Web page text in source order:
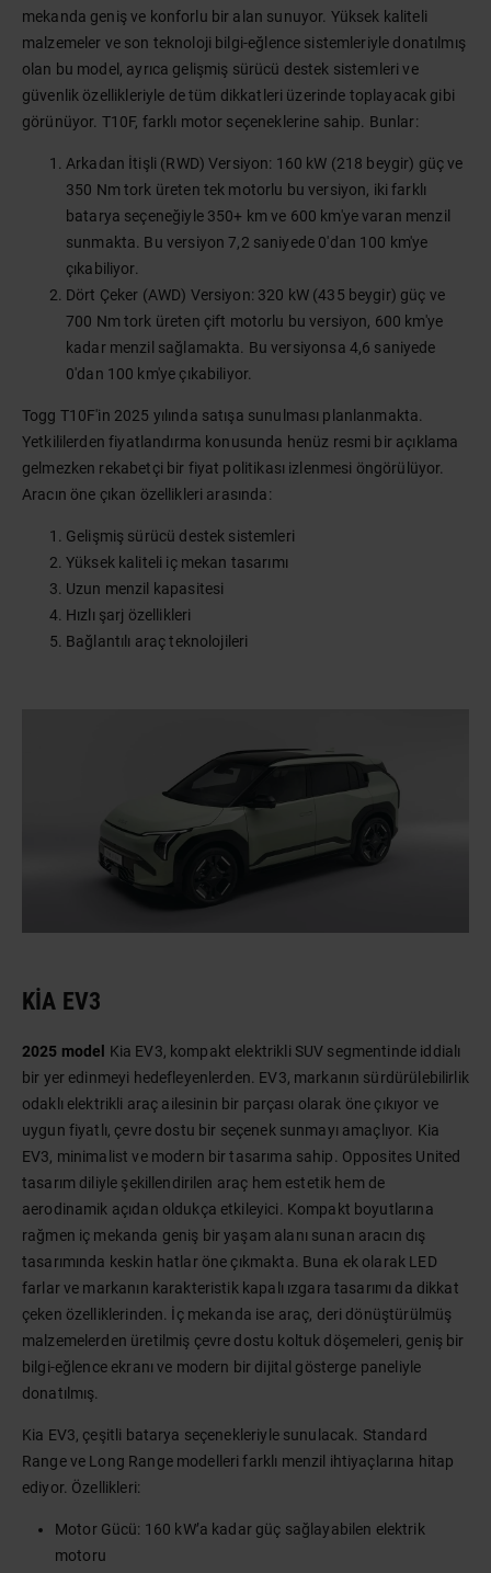
mekanda geniş ve konforlu bir alan sunuyor. Yüksek kaliteli
malzemeler ve son teknoloji bilgi-eğlence sistemleriyle donatılmış
olan bu model, ayrıca gelişmiş sürücü destek sistemleri ve
güvenlik özellikleriyle de tüm dikkatleri üzerinde toplayacak gibi
görünüyor. T10F, farklı motor seçeneklerine sahip. Bunlar:
Arkadan İtişli (RWD) Versiyon: 160 kW (218 beygir) güç ve
350 Nm tork üreten tek motorlu bu versiyon, iki farklı
batarya seçeneğiyle 350+ km ve 600 km'ye varan menzil
sunmakta. Bu versiyon 7,2 saniyede 0'dan 100 km'ye
çıkabiliyor.
Dört Çeker (AWD) Versiyon: 320 kW (435 beygir) güç ve
700 Nm tork üreten çift motorlu bu versiyon, 600 km'ye
kadar menzil sağlamakta. Bu versiyonsa 4,6 saniyede
0'dan 100 km'ye çıkabiliyor.
Togg T10F'in 2025 yılında satışa sunulması planlanmakta.
Yetkililerden fiyatlandırma konusunda henüz resmi bir açıklama
gelmezken rekabetçi bir fiyat politikası izlenmesi öngörülüyor.
Aracın öne çıkan özellikleri arasında:
Gelişmiş sürücü destek sistemleri
Yüksek kaliteli iç mekan tasarımı
Uzun menzil kapasitesi
Hızlı şarj özellikleri
Bağlantılı araç teknolojileri
KIA EV3
2025 model
Kia EV3, kompakt elektrikli SUV segmentinde iddialı
bir yer edinmeyi hedefleyenlerden. EV3, markanın sürdürülebilirlik
odaklı elektrikli araç ailesinin bir parçası olarak öne çıkıyor ve
uygun fiyatlı, çevre dostu bir seçenek sunmayı amaçlıyor. Kia
EV3, minimalist ve modern bir tasarıma sahip. Opposites United
tasarım diliyle şekillendirilen araç hem estetik hem de
aerodinamik açıdan oldukça etkileyici. Kompakt boyutlarına
rağmen iç mekanda geniş bir yaşam alanı sunan aracın dış
tasarımında keskin hatlar öne çıkmakta. Buna ek olarak LED
farlar ve markanın karakteristik kapalı ızgara tasarımı da dikkat
çeken özelliklerinden. İç mekanda ise araç, deri dönüştürülmüş
malzemelerden üretilmiş çevre dostu koltuk döşemeleri, geniş bir
bilgi-eğlence ekranı ve modern bir dijital gösterge paneliyle
donatılmış.
Kia EV3, çeşitli batarya seçenekleriyle sunulacak. Standard
Range ve Long Range modelleri farklı menzil ihtiyaçlarına hitap
ediyor. Özellikleri:
Motor Gücü: 160 kW’a kadar güç sağlayabilen elektrik
motoru